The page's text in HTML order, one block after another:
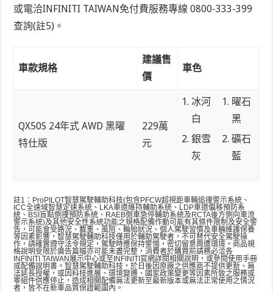
或電洽INFINITI TAIWAN免付費服務專線 0800-333-399
查詢(註5) 。
車款規格
建議售
價
車色
QX50S 24年式 AWD 黑曜
特仕版
229萬
元
冰河
白
銀雪
灰
曜石
黑
礦石
藍
註1：ProPILOT智慧駕駛輔助科技(包含PFCW超視距車輛追撞警示系統、
ICC全速域智慧定速系統、LKA車道維持輔助系統、LDP車道偏移預防系
統、BSI盲點側撞預防系統、RAEB倒車急停輔助系統及RCTA後方側向車流
警示系統)及其他安全性系統功能之規格配備作動可能有其條件限制及安全警
告，可能會受路況、載重、風阻、輪胎狀況、個人駕駛習慣及車輛維護保養
等因素影響，智慧駕駛輔助科技僅用於輔助駕駛者，不可替代安全駕駛操
作，請確實遵守法令規定，駕駛時應保持警惕，密切留意周遭環境。商品規
格說明受限於廣告篇幅亦可能未盡完整，消費者於購買前請務必洽各
INFINITI TAIWAN展示中心或至INFINITI官網詳閱相關說明，或參閱使用手冊
或配備說明書。智慧駕駛輔助科技，於日後因原廠之供應商不提供更新、無
法延長授權，或因科技進展、環境變遷、國家政策變更等因素所致之服務或
零組件供應停止，造成相關配備無法更新至最新版本或無法正常使用之情況
者，皆不在新車品質保證範圍內。